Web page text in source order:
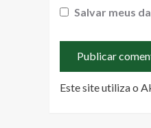
Salvar meus
Este site utiliza o